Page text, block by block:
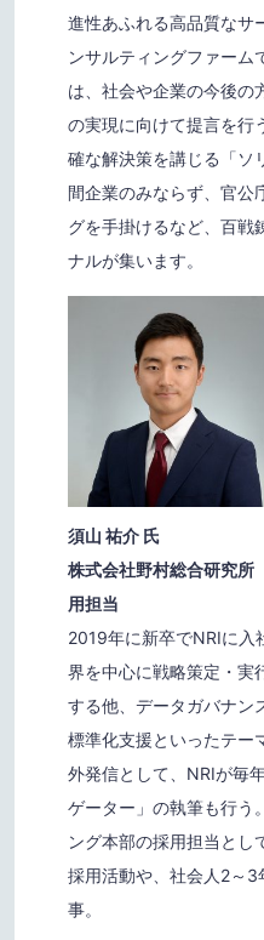
進性あふれる高品質なサ
ンサルティングファーム
は、社会や企業の今後の
の実現に向けて提言を行
確な解決策を講じる「ソ
間企業のみならず、官公
グを手掛けるなど、百戦
ナルが集います。
須山 祐介 氏
株式会社野村総合研究
用担当
2019年に新卒でNRIに入
界を中心に戦略策定・実
する他、データガバナン
標準化支援といったテー
外発信として、NRIが毎
ゲーター」の執筆も行う
ング本部の採用担当と
採用活動や、社会人2～
事。